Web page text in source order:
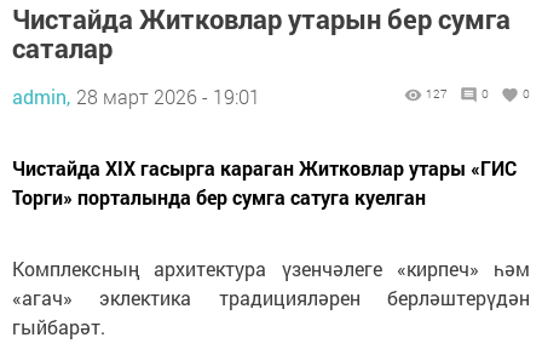
Чистайда Житковлар утарын бер сумга
саталар
admin, 28 март 2026 - 19:01 127 0 0
Чистайда XIX гасырга караган Житковлар утары «ГИС
Торги» порталында бер сумга сатуга куелган
Комплексның архитектура үзенчәлеге «кирпеч» һәм
«агач» эклектика традицияләрен берләштерүдән
гыйбарәт.